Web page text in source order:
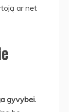
ar net
gyvybei.